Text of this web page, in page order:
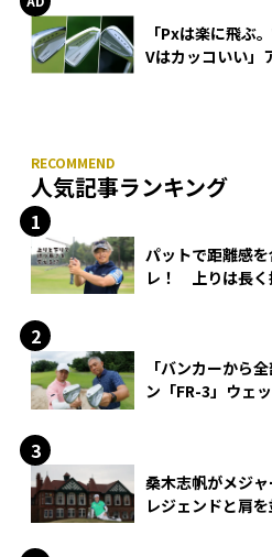
「Pxは楽に飛ぶ
Vはカッコいい」
人気記事ランキング
パットで距離感
レ！ 上りは長く
「バンカーから
ン「FR-3」ウェ
桑木志帆がメジ
レジェンドと肩を